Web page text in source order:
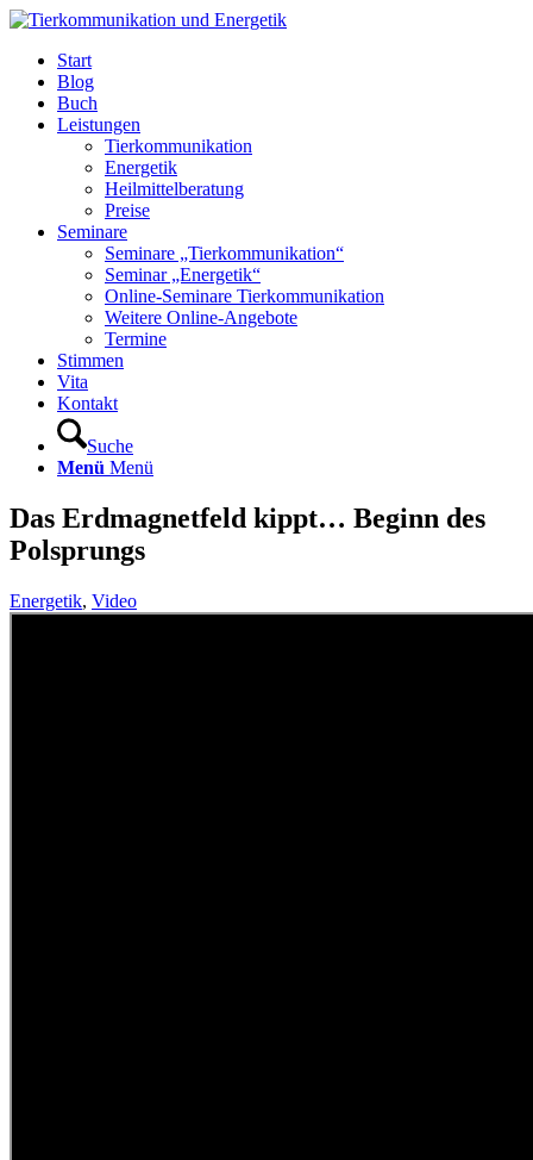
Start
Blog
Buch
Leistungen
Tierkommunikation
Energetik
Heilmittelberatung
Preise
Seminare
Seminare „Tierkommunikation“
Seminar „Energetik“
Online-Seminare Tierkommunikation
Weitere Online-Angebote
Termine
Stimmen
Vita
Kontakt
Suche
Menü Menü
Das Erdmagnetfeld kippt… Beginn des
Polsprungs
Energetik, Video